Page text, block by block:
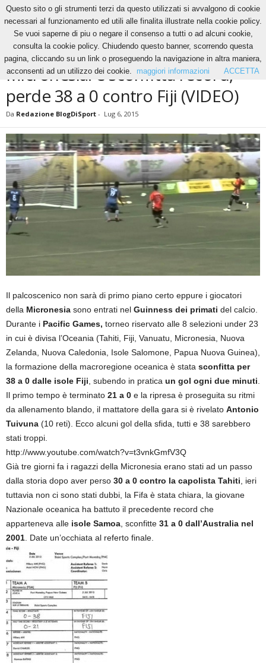
News Micronesia: è sconfitta record, perde 38 a 0 contro Fiji (VIDEO)
NEWS
Micronesia: è sconfitta record,
perde 38 a 0 contro Fiji (VIDEO)
Da Redazione BlogDiSport - Lug 6, 2015
Il palcoscenico non sarà di primo piano certo eppure i giocatori
della Micronesia sono entrati nel Guinness dei primati del calcio.
Durante i Pacific Games, torneo riservato alle 8 selezioni under 23
in cui è divisa l’Oceania (Tahiti, Fiji, Vanuatu, Micronesia, Nuova
Zelanda, Nuova Caledonia, Isole Salomone, Papua Nuova Guinea),
la formazione della macroregione oceanica è stata sconfitta per
38 a 0 dalle isole Fiji , subendo in pratica un gol ogni due minuti
Il primo tempo è terminato 21 a 0 e la ripresa è proseguita su ritmi
da allenamento blando, il mattatore della gara si è rivelato Antonio
Tuivuna (10 reti). Ecco alcuni gol della sfida, tutti e 38 sarebbero
stati troppi.
http://www.youtube.com/watch?v=t3vnkGmfV3Q
Già tre giorni fa i ragazzi della Micronesia erano stati ad un passo
dalla storia dopo aver perso 30 a 0 contro la capolista Tahiti , ieri
tuttavia non ci sono stati dubbi, la Fifa è stata chiara, la giovane
Nazionale oceanica ha battuto il precedente record che
apparteneva alle isole Samoa , sconfitte 31 a 0 dall’Australia nel
2001 . Date un’occhiata al referto finale.
Questo sito o gli strumenti terzi da questo utilizzati si avvalgono di cookie
necessari al funzionamento ed utili alle finalita illustrate nella cookie policy.
Se vuoi saperne di piu o negare il consenso a tutti o ad alcuni cookie,
consulta la cookie policy. Chiudendo questo banner, scorrendo questa
pagina, cliccando su un link o proseguendo la navigazione in altra maniera,
acconsenti ad un utilizzo dei cookie.
maggiori informazioni ACCETTA